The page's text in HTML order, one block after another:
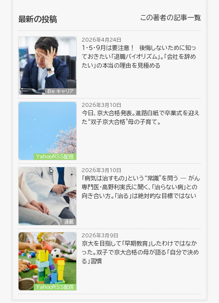
最新の投稿 この著者の記事一覧
Be キャリア
2026年4月24日
１・５・９月は要注意！ 後悔しないために知っ
ておきたい「退職バイオリズム」。「会社を辞め
たい」の本当の理由を見極める
YahooRSS配信
2026年3月10日
今日、京大合格発表。進路白紙で卒業式を迎え
た“双子京大合格”母の子育て。
連載
2026年3月10日
「病気は治すもの」という“常識”を問う ― がん
専門医・高野利実氏に聞く、「治らない病」との
向き合い方。「治る」は絶対的な目標ではない
YahooRSS配信
2026年3月9日
京大を目指して「早期教育」したわけではなか
った。双子で京大合格の母が語る「自分で決め
る」習慣